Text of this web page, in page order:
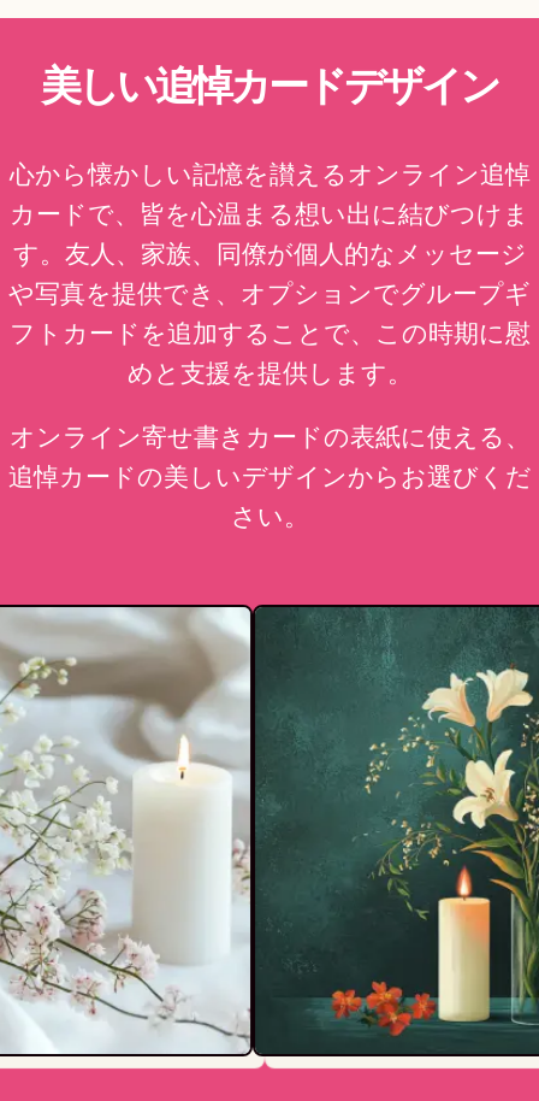
美しい追悼カードデザイン
心から懐かしい記憶を讃えるオンライン追悼
カードで、皆を心温まる想い出に結びつけま
す。友人、家族、同僚が個人的なメッセージ
や写真を提供でき、オプションでグループギ
フトカードを追加することで、この時期に慰
めと支援を提供します。
オンライン寄せ書きカードの表紙に使える、
追悼カードの美しいデザインからお選びくだ
さい。